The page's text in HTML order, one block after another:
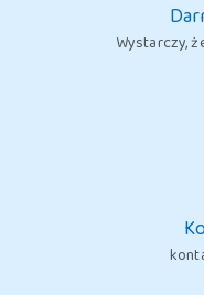
Wystarczy,